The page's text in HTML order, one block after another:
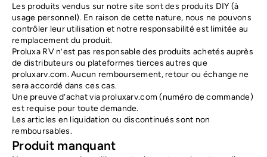
Les produits vendus sur notre site sont des produits DIY (à
usage personnel). En raison de cette nature, nous ne pouvons
contrôler leur utilisation et notre responsabilité est limitée au
remplacement du produit.
Proluxa RV n’est pas responsable des produits achetés auprès
de distributeurs ou plateformes tierces autres que
proluxarv.com. Aucun remboursement, retour ou échange ne
sera accordé dans ces cas.
Une preuve d’achat via proluxarv.com (numéro de commande)
est requise pour toute demande.
Les articles en liquidation ou discontinués sont non
remboursables.
Produit manquant